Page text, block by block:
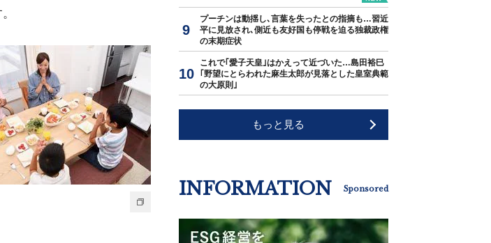
プーチンは動揺し､言葉を失ったとの指摘も…習近
平に見放され､側近も友好国も停戦を迫る独裁政権
の末期症状
これで｢愛子天皇｣はかえって近づいた…島田裕巳
｢野望にとらわれた麻生太郎が見落とした皇室典範
の大原則｣
もっと見る
INFORMATION Sponsored